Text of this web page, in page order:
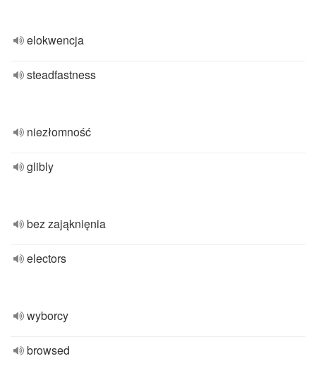
elokwencja
steadfastness
niezłomność
glibly
bez zająknięnia
electors
wyborcy
browsed